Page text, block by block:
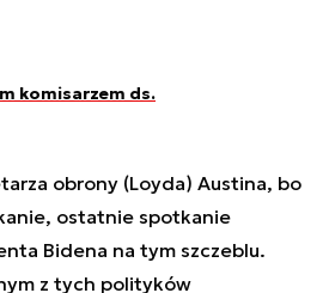
komisarzem ds.
obrony (Loyda) Austina, bo
ostatnie spotkanie
Bidena na tym szczeblu.
z tych polityków